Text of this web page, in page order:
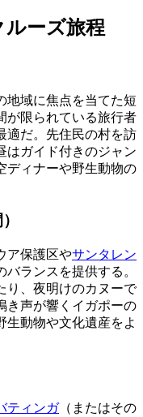
ルーズ旅程
地域に焦点を当てた短
が限られている旅行者
適だ。先住民の村を訪
はガイド付きのジャン
ディナーや野生動物の
ア保護区やサンタレン
ランスを提供する。
り、夜明けのカヌーで
き声が響くイガポーの
生動物や文化遺産をよ
ティンガ（またはその